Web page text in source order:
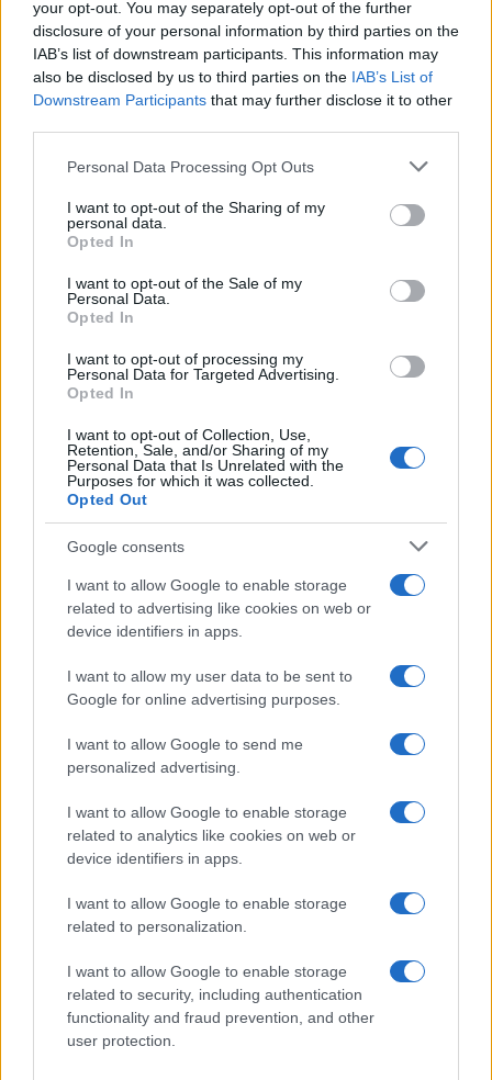
your opt-out. You may separately opt-out of the further
disclosure of your personal information by third parties on the
IAB’s list of downstream participants. This information may
also be disclosed by us to third parties on the IAB’s List of
Downstream Participants that may further disclose it to other
Please note that this website/app uses one or more Google
not limited to your visit or usage behaviour. You may click to
grant or deny consent to Google and its third-party tags to
use your data for below specified purposes in below Google
consent section.
Personal Data Processing Opt Outs
I want to opt-out of the Sharing of my
personal data.
Opted In
I want to opt-out of the Sale of my
Personal Data.
Opted In
I want to opt-out of processing my
Personal Data for Targeted Advertising.
Opted In
I want to opt-out of Collection, Use,
Retention, Sale, and/or Sharing of my
Personal Data that Is Unrelated with the
Purposes for which it was collected.
Opted Out
Google consents
I want to allow Google to enable storage
related to advertising like cookies on web or
device identifiers in apps.
I want to allow my user data to be sent to
Google for online advertising purposes.
I want to allow Google to send me
personalized advertising.
I want to allow Google to enable storage
related to analytics like cookies on web or
device identifiers in apps.
I want to allow Google to enable storage
related to personalization.
I want to allow Google to enable storage
related to security, including authentication
functionality and fraud prevention, and other
user protection.
12:40
Quiz 759
του Ορμούζ αλλά παραμένει η απαίτηση
για αμερικανικές παραχωρήσεις
Αναπτυξιακός νόμος: €150 εκατ. για την
Άμυνα, ποιοι ωφελούνται – ποιοί μένουν
εκτός
Το κομμάτι πύραυλου που προσέκρουσε
στη Σελήνη γίνεται χρυσή ευκαιρία
γενιάς μέσω του διαδόχου FCAS